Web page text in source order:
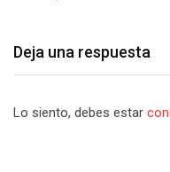
Deja una respuesta
Lo siento, debes estar